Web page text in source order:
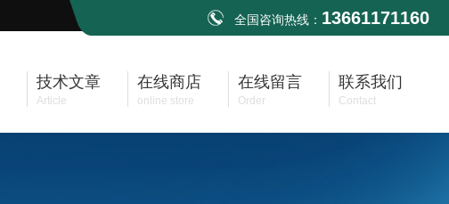
全国咨询热线： 13661171160
技术文章
Article
在线商店
online store
在线留言
Order
联系我们
Contact